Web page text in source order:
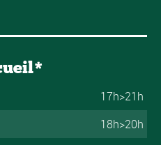
17h>21h
18h>20h